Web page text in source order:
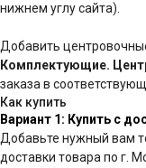
нижнем углу сайта).
Добавить
Комплектующие.
заказа в
Как купить
Вариант 1: Купить с
Добавьте нужный вам
доставки товара по г.